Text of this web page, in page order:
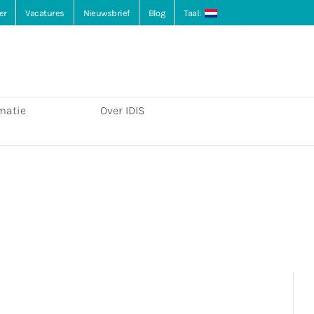
Vacatures Nieuwsbrief Blog Taal:
Over IDIS